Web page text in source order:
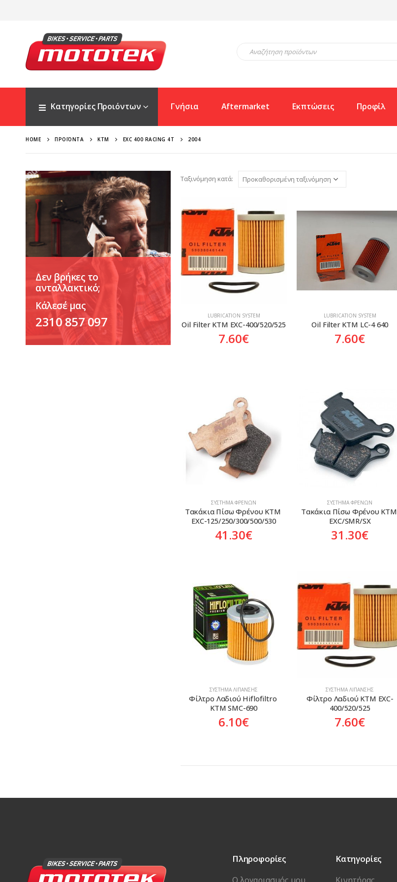
Κατηγορίες Προιόντων Γνήσια Aftermarket Εκπτώσεις Προφίλ
HOME ΠΡΟΪΌΝΤΑ KTM EXC 400 RACING 4T 2004
Ταξινόμηση κατά:
LUBRICATION SYSTEM
Oil Filter KTM EXC-400/520/525
7.60€
LUBRICATION SYSTEM
Oil Filter KTM LC-4 640
7.60€
ΣΎΣΤΗΜΑ ΦΡΈΝΩΝ
Τακάκια Πίσω Φρένου KTM
EXC-125/250/300/500/530
41.30€
ΣΎΣΤΗΜΑ ΦΡΈΝΩΝ
Τακάκια Πίσω Φρένου KTM
EXC/SMR/SX
31.30€
ΣΎΣΤΗΜΑ ΛΊΠΑΝΣΗΣ
Φίλτρο Λαδιού Hiflofiltro
KTM SMC-690
6.10€
ΣΎΣΤΗΜΑ ΛΊΠΑΝΣΗΣ
Φίλτρο Λαδιού KTM EXC-
400/520/525
7.60€
Δεν βρήκες το
ανταλλακτικό;
Κάλεσέ μας
2310 857 097
Πληροφορίες Κατηγορίες